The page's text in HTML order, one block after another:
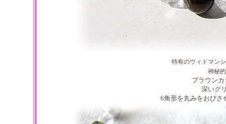
特有のウィドマン
神秘
ブラウン
深いグ
6角形を丸みをおびさ